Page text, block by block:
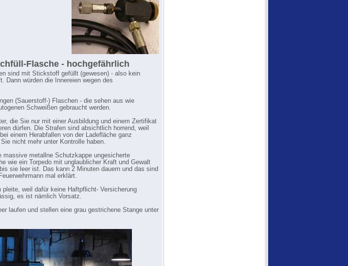
Flasche - hochgefährlich
sind mit Stickstoff gefüllt (gewesen) - also kein
Dann würden die Innereien wegen des
(Sauerstoff-) Flaschen - die sehen aus wie
Schweißen gebraucht werden.
die Sie nur mit einer Ausbildung und einem Zertifikat
dürfen. Die Strafen sind absichtlich horrend, weil
einem Herabfallen von der Ladefläche ganz
nicht mehr unter Kontrolle haben.
massive metallne Schutzkappe ungesicherte
wie ein Torpedo mit unglaublicher Kraft und Gewalt
sie leer ist. Das kann 2 Minuten dauern und das sind
mal erklärt.
weil dafür keine Haftpflicht- Versicherung
es ist nämlich Vorsatz.
laufen und stellen eine grau gestrichene Stange unter